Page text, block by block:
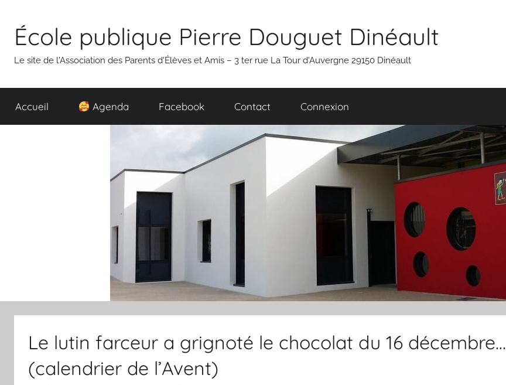
contenu
École publique Pierre Douguet Dinéault
Le site de l'Association des Parents d'Élèves et Amis – 3 ter rue La Tour d'Auvergne 29150 Dinéault
Accueil Agenda Facebook Contact Connexion
Le lutin farceur a grignoté le chocolat du 16 décembre…
(calendrier de l’Avent)